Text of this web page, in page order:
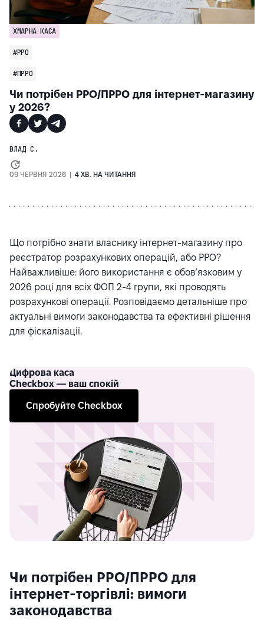
ХМАРНА КАСА
#РРО
#ПРРО
Чи потрібен РРО/ПРРО для інтернет-магазину
у 2026?
ВЛАД С.
09 ЧЕРВНЯ 2026 | 4 ХВ. НА ЧИТАННЯ
Що потрібно знати власнику інтернет-магазину про
реєстратор розрахункових операцій, або РРО?
Найважливіше: його використання є обов’язковим у
2026 році для всіх ФОП 2-4 групи, які проводять
розрахункові операції. Розповідаємо детальніше про
актуальні вимоги законодавства та ефективні рішення
для фіскалізації.
Цифрова каса
Checkbox — ваш спокій
Спробуйте Checkbox
Чи потрібен РРО/ПРРО для
інтернет-торгівлі: вимоги
законодавства